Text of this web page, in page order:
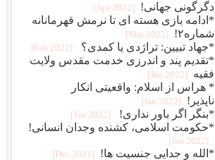
دگرگونی جهانی!
[2022 Apr]
*ادامه بازی هسته ای تا نرمش قهرمانانه
شماره۲!
[2022 Mar]
*جهاد تبیین: تراژدی یا کمدی؟ [2022 Feb]
*تقدیم پند و اندرزی خدمت مقدس ولایت
فقیه
[2022 Jan]
* هراس از اسلام: واقعیتی انکار
ناپذیر!
[2022 Jan]
*بنگر اگر باور نداری! [2022 Jan]
*حکومت اسلامی، کشنده وجدان انسانی!
[2022 Jan]
*الله و جدایی جنسیت ها! [2021 Dec]